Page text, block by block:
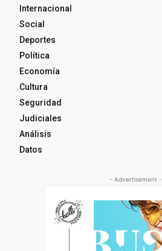
Internacional
Social
Deportes
Política
Economía
Cultura
Seguridad
Judiciales
Análisis
Datos
- Advertisement -